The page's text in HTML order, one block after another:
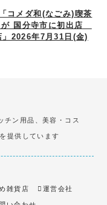
コメダ和(なごみ)喫茶
国分寺市に初出店
」2026年7月31日(金)
ン用品、美容・コス
提供しています
雑貨店 運営会社